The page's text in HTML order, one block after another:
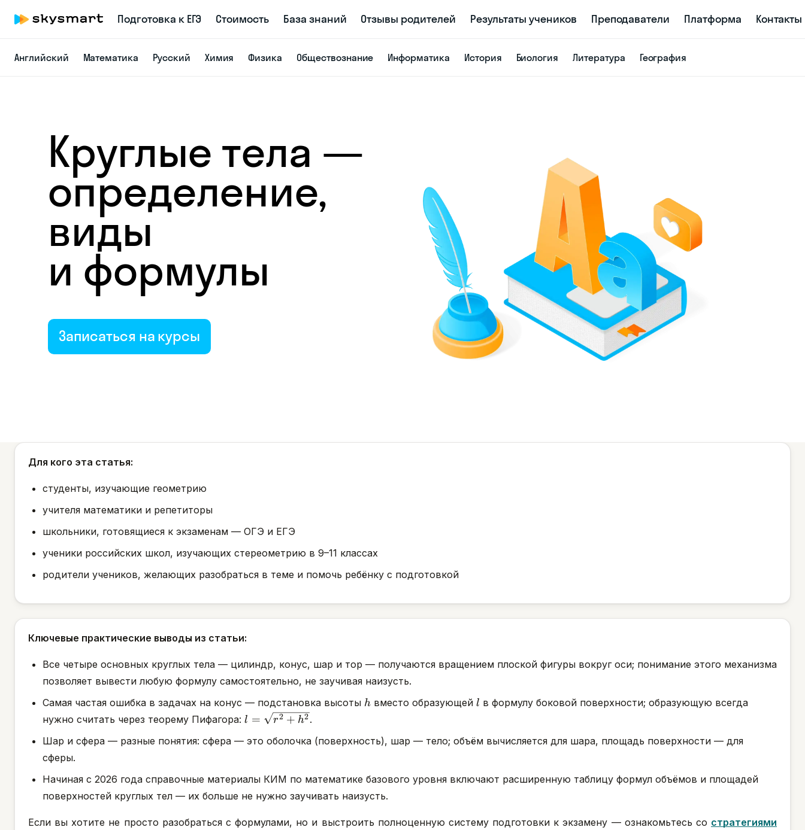
Подготовка к ЕГЭ Стоимость База знаний Отзывы родителей Результаты учеников Преподаватели Платформа Контакты
Английский Математика Русский Химия Физика Обществознание Информатика История Биология Литература География
Круглые тела —
определение,
виды
и формулы
Записаться на курсы
Для кого эта статья:
студенты, изучающие геометрию
учителя математики и репетиторы
школьники, готовящиеся к экзаменам — ОГЭ и ЕГЭ
ученики российских школ, изучающих стереометрию в 9–11 классах
родители учеников, желающих разобраться в теме и помочь ребёнку с подготовкой
Ключевые практические выводы из статьи:
Все четыре основных круглых тела — цилиндр, конус, шар и тор — получаются вращением плоской фигуры вокруг оси; понимание этого механизма
позволяет вывести любую формулу самостоятельно, не заучивая наизусть.
Самая частая ошибка в задачах на конус — подстановка высоты h
h вместо образующей l
l в формулу боковой поверхности; образующую всегда
нужно считать через теорему Пифагора: l =
+ h^2}
l = r2 + h2.
Шар и сфера — разные понятия: сфера — это оболочка (поверхность), шар — тело; объём вычисляется для шара, площадь поверхности — для
сферы.
Начиная с 2026 года справочные материалы КИМ по математике базового уровня включают расширенную таблицу формул объёмов и площадей
поверхностей круглых тел — их больше не нужно заучивать наизусть.
Если вы хотите не просто разобраться с формулами, но и выстроить полноценную систему подготовки к экзамену — ознакомьтесь со стратегиями